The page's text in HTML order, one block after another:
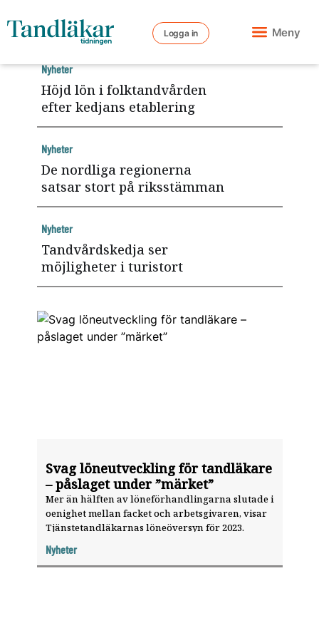
Logga in Meny
Svag löneutveckling för tandläkare
– påslaget under ”märket”
Mer än hälften av löneförhandlingarna slutade i
oenighet mellan facket och arbetsgivaren, visar
Tjänstetandläkarnas löneöversyn för 2023.
Nyheter
Höjd lön i folktandvården
efter kedjans etablering
Nyheter
De nordliga regionerna
satsar stort på riksstämman
Nyheter
Tandvårdskedja ser
möjligheter i turistort
Nyheter